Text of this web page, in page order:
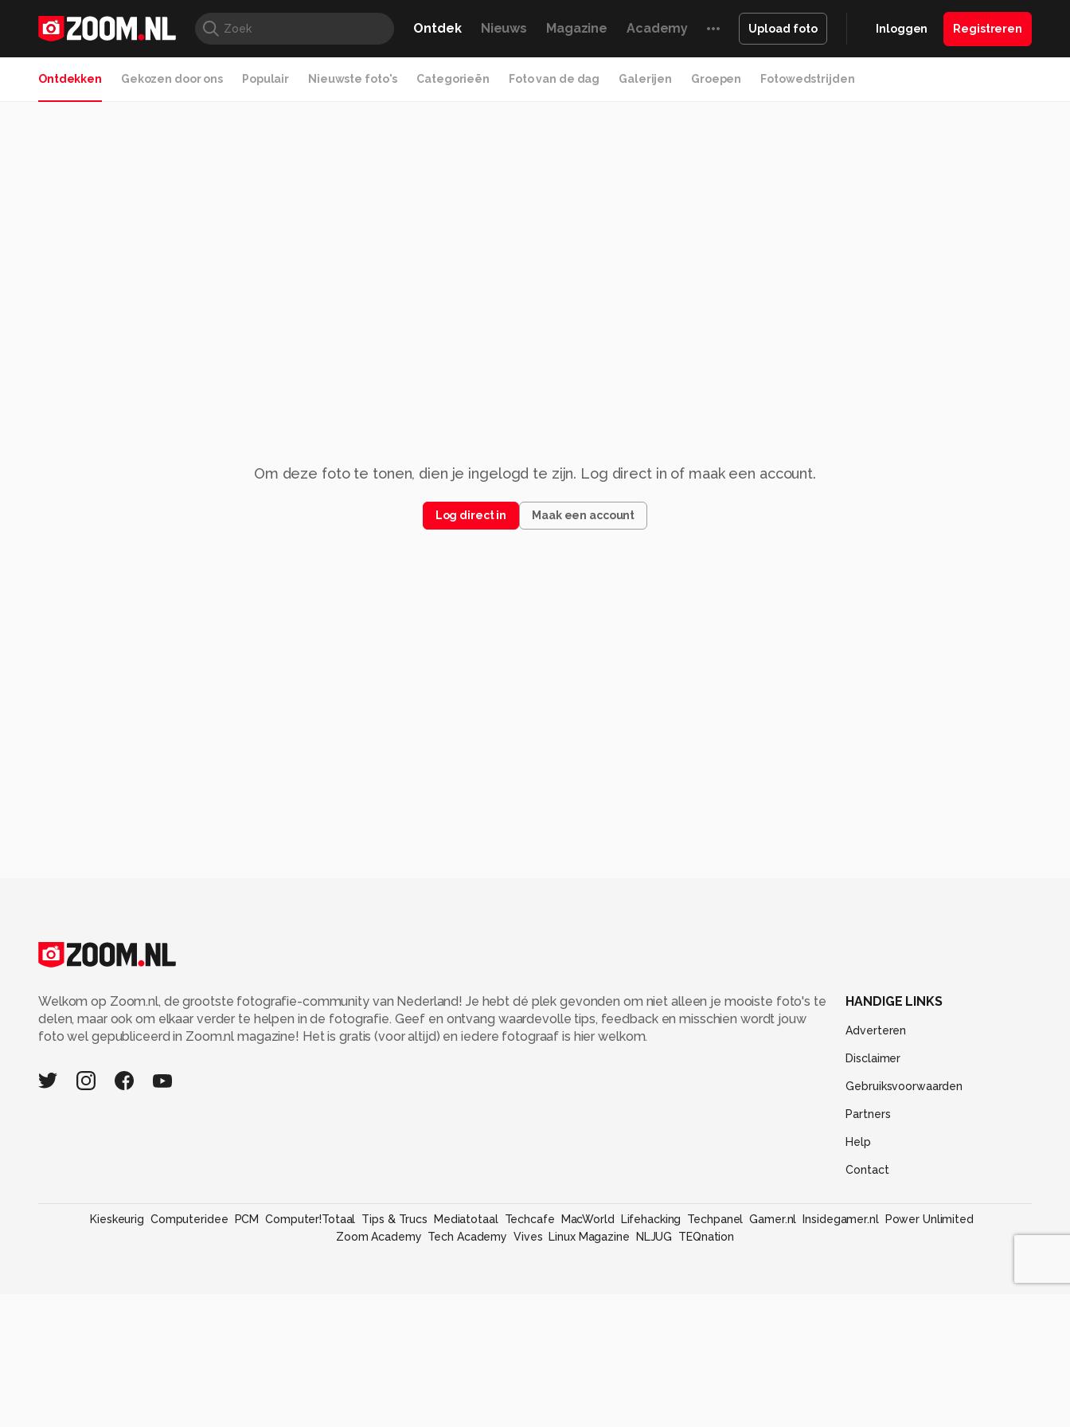
Ontdek Nieuws Magazine Academy Upload foto Inloggen Registreren
Ontdekken Gekozen door ons Populair Nieuwste foto's Categorieën Foto van de dag Galerijen Groepen Fotowedstrijden
Om deze foto te tonen, dien je ingelogd te zijn. Log direct in of maak een account.
Log direct in Maak een account
Welkom op Zoom.nl, de grootste fotografie-community van Nederland! Je hebt dé plek gevonden om niet alleen je mooiste foto's te
delen, maar ook om elkaar verder te helpen in de fotografie. Geef en ontvang waardevolle tips, feedback en misschien wordt jouw
foto wel gepubliceerd in Zoom.nl magazine! Het is gratis (voor altijd) en iedere fotograaf is hier welkom.
HANDIGE LINKS
Adverteren
Disclaimer
Gebruiksvoorwaarden
Partners
Help
Contact
Kieskeurig Computeridee PCM Computer!Totaal Tips & Trucs Mediatotaal Techcafe MacWorld Lifehacking Techpanel Gamer.nl Insidegamer.nl
Power Unlimited
Zoom Academy Tech Academy Vives Linux Magazine NLJUG TEQnation